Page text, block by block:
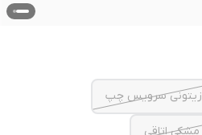
زیتونی سرویس چپ
مشکی اتاقی